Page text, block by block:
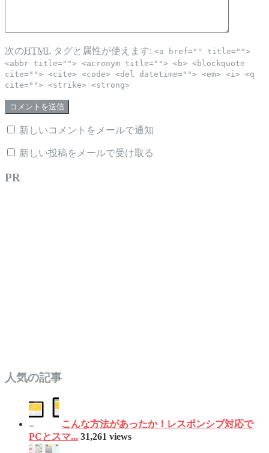
次のHTML タグと属性が使えます: <a href="" title="">
<abbr title=""> <acronym title=""> <b> <blockquote
cite=""> <cite> <code> <del datetime=""> <em> <i> <q
cite=""> <strike> <strong>
新しいコメントをメールで通知
新しい投稿をメールで受け取る
PR
人気の記事
こんな方法があったか！レスポンシブ対応で
PCとスマ... 31,261 views